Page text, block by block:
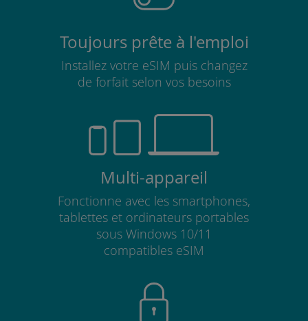
Toujours prête à l'emploi
Installez votre eSIM puis changez
de forfait selon vos besoins
Multi-appareil
Fonctionne avec les smartphones,
tablettes et ordinateurs portables
sous Windows 10/11
compatibles eSIM